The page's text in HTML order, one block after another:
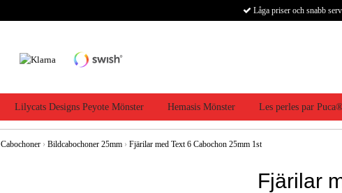
Låga priser och snabb
Lilycats Designs Peyote Mönster Hemasis Mönster Les perles par
Cabochoner › Bildcabochoner 25mm › Fjärilar med Text 6 Cabochon 25mm 1st
Fjärilar